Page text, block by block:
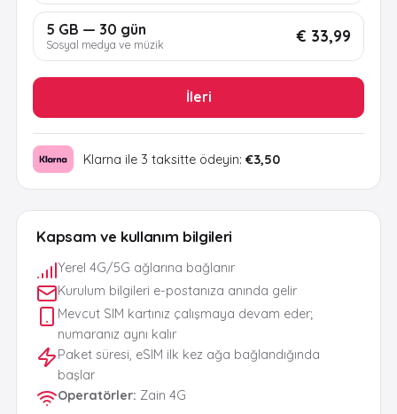
Kapsam ve kullanım bilgileri
Yerel 4G/5G ağlarına bağlanır
Kurulum bilgileri e-postanıza anında gelir
Mevcut SIM kartınız çalışmaya devam eder;
numaranız aynı kalır
Paket süresi, eSIM ilk kez ağa bağlandığında
başlar
Operatörler: Zain 4G
5 GB — 30 gün
Sosyal medya ve müzik € 33,99
İleri
Klarna ile 3 taksitte ödeyin: €3,50